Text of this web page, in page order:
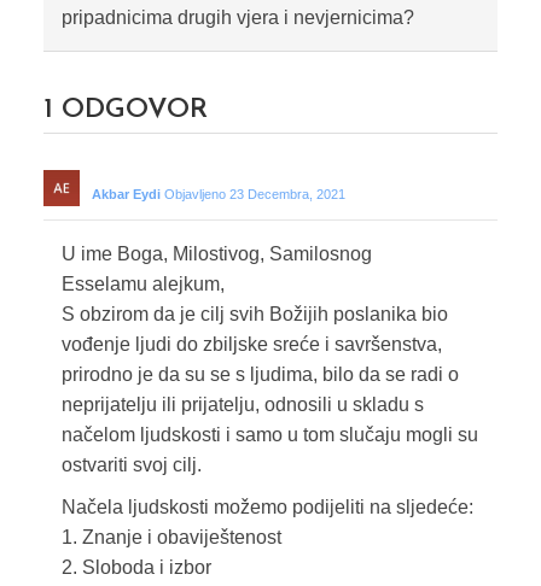
pripadnicima drugih vjera i nevjernicima?
1 ODGOVOR
Akbar Eydi Objavljeno 23 Decembra, 2021
U ime Boga, Milostivog, Samilosnog
Esselamu alejkum,
S obzirom da je cilj svih Božijih poslanika bio
vođenje ljudi do zbiljske sreće i savršenstva,
prirodno je da su se s ljudima, bilo da se radi o
neprijatelju ili prijatelju, odnosili u skladu s
načelom ljudskosti i samo u tom slučaju mogli su
ostvariti svoj cilj.
Načela ljudskosti možemo podijeliti na sljedeće:
1. Znanje i obaviještenost
2. Sloboda i izbor